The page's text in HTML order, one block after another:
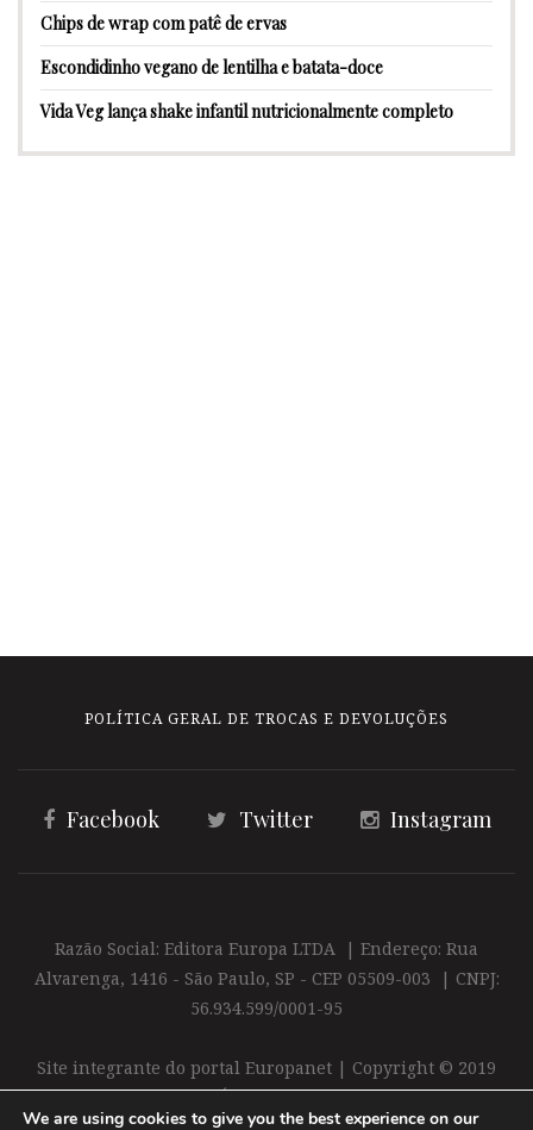
Chips de wrap com patê de ervas
Escondidinho vegano de lentilha e batata-doce
Vida Veg lança shake infantil nutricionalmente completo
POLÍTICA GERAL DE TROCAS E DEVOLUÇÕES
Facebook Twitter Instagram
Razão Social: Editora Europa LTDA | Endereço: Rua
Alvarenga, 1416 - São Paulo, SP - CEP 05509-003 | CNPJ:
56.934.599/0001-95
Site integrante do portal Europanet | Copyright © 2019
Editora Europa Ltda. É proibida a reprodução total ou
We are using cookies to give you the best experience on our